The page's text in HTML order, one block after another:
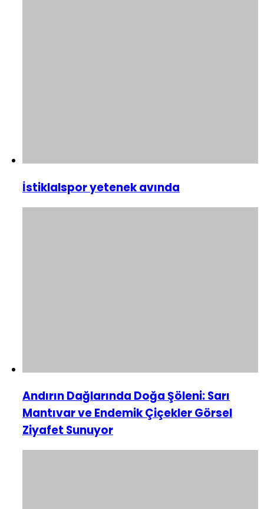
İstiklalspor yetenek avında
Andırın Dağlarında Doğa Şöleni: Sarı
Mantıvar ve Endemik Çiçekler Görsel
Ziyafet Sunuyor